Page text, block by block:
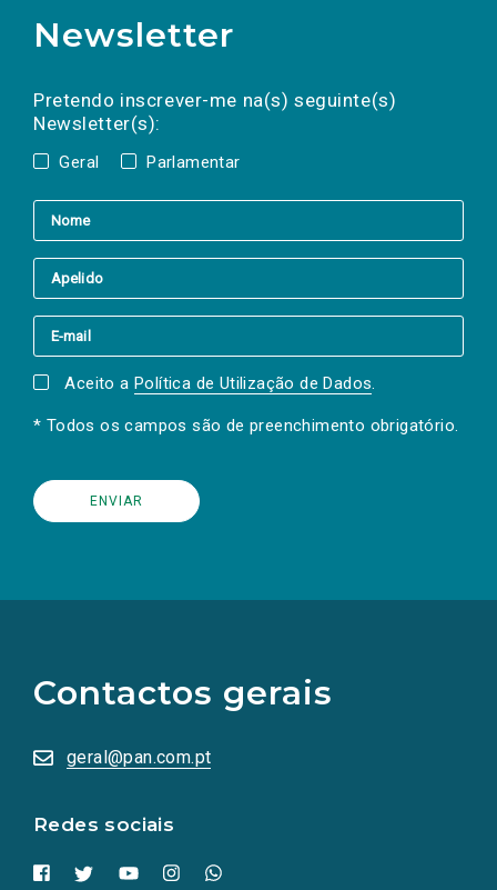
Newsletter
Pretendo inscrever-me na(s) seguinte(s)
Newsletter(s):
Geral Parlamentar
a(s) newsletter(s).
mail
Aceito a Política de Utilização de Dados.
* Todos os campos são de preenchimento obrigatório.
Contactos gerais
geral@pan.com.pt
Redes sociais
redes
sociais
numa
nova